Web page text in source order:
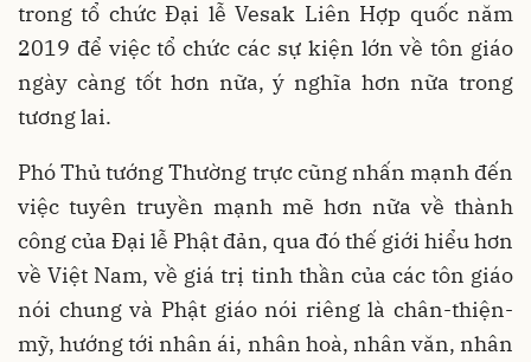
trong tổ chức Đại lễ Vesak Liên Hợp quốc năm
2019 để việc tổ chức các sự kiện lớn về tôn giáo
ngày càng tốt hơn nữa, ý nghĩa hơn nữa trong
tương lai.
Phó Thủ tướng Thường trực cũng nhấn mạnh đến
việc tuyên truyền mạnh mẽ hơn nữa về thành
công của Đại lễ Phật đản, qua đó thế giới hiểu hơn
về Việt Nam, về giá trị tinh thần của các tôn giáo
nói chung và Phật giáo nói riêng là chân-thiện-
mỹ, hướng tới nhân ái, nhân hoà, nhân văn, nhân